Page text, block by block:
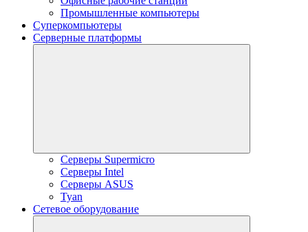
Промышленные компьютеры
Суперкомпьютеры
Серверные платформы
Серверы Supermicro
Серверы Intel
Серверы ASUS
Tyan
Сетевое оборудование